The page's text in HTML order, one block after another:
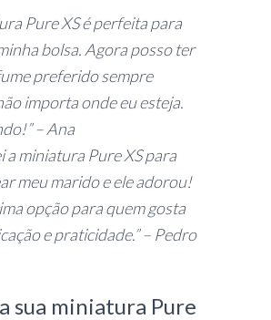
Pure XS é perfeita para
bolsa. Agora posso ter
preferido sempre
importa onde eu esteja.
– Ana
a miniatura Pure XS para
meu marido e ele adorou!
opção para quem gosta
e praticidade.” – Pedro
sua miniatura Pure